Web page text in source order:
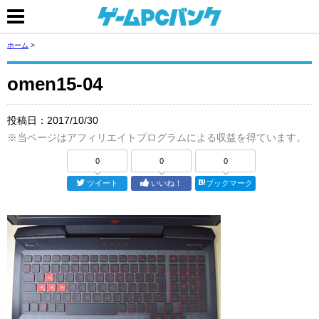
ホーム >
omen15-04
投稿日： 2017/10/30
※当ページはアフィリエイトプログラムによる収益を得ています。
0
ツイート
0
いいね！
0
ブックマーク